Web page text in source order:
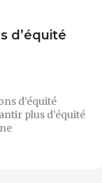
d’équité
d’équité
plus d’équité